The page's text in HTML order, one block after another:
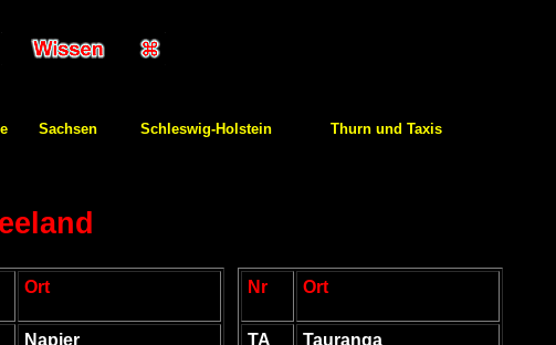
Sachsen Schleswig-Holstein Thurn und Taxis
Ort
Napier
Nr Ort
TA
Tauranga